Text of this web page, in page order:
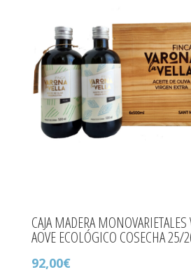
CAJA MADERA
AOVE ECOLÓGICO COSECHA 25/
92,00€